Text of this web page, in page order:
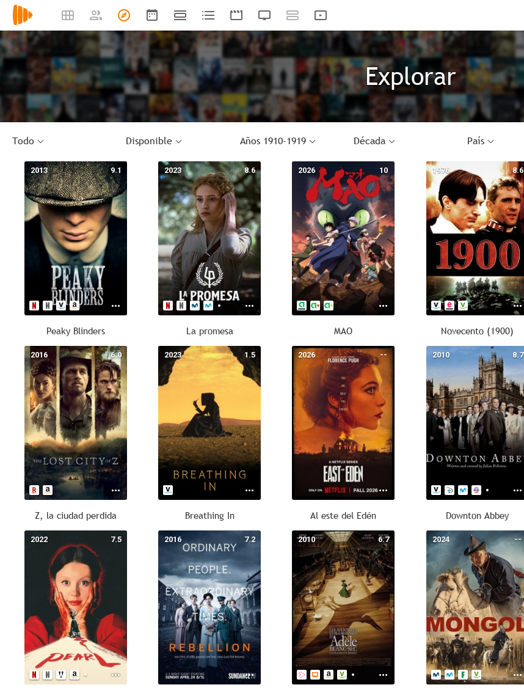
Explorar
Todo Disponible Años 1910-1919 Década País
9.1
2013
Peaky Blinders
8.6
2023
La promesa
10
2026
MAO
8.6
1976
Novecento (1900)
6.0
2016
Z, la ciudad perdida
1.5
2023
Breathing In
--
2026
Al este del Edén
8.7
2010
Downton Abbey
7.5
2022 7.2
2016 6.7
2010 --
2024